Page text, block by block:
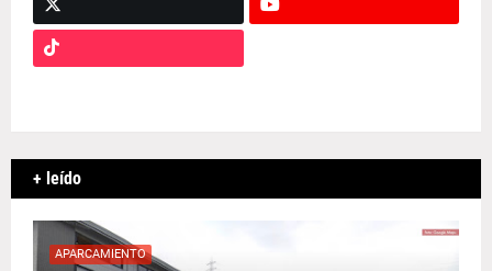
+ leído
APARCAMIENTO